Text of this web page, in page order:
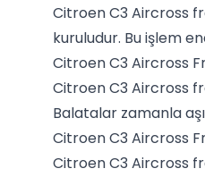
Citroen C3 Aircross
kuruludur. Bu işlem
Citroen C3 Aircross
Citroen C3 Aircross
Balatalar zamanla
Citroen C3 Aircross
Citroen C3 Aircross